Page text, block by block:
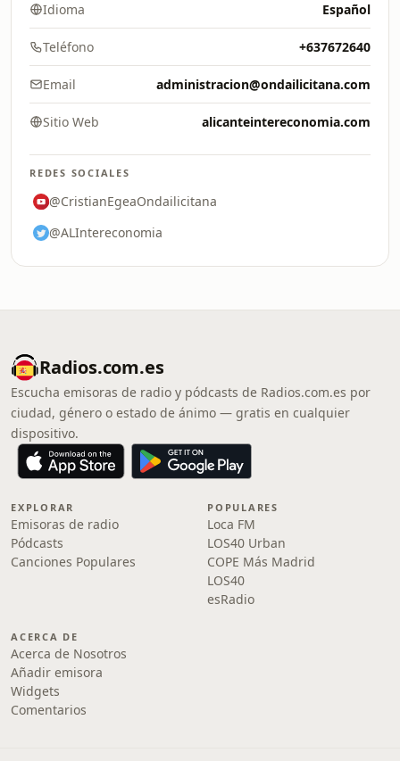
Idioma Español
Teléfono +637672640
Email administracion@ondailicitana.com
Sitio Web alicanteintereconomia.com
REDES SOCIALES
@CristianEgeaOndailicitana
@ALIntereconomia
Radios.com.es
Escucha emisoras de radio y pódcasts de Radios.com.es por
ciudad, género o estado de ánimo — gratis en cualquier
dispositivo.
EXPLORAR
Emisoras de radio
Pódcasts
Canciones Populares
POPULARES
Loca FM
LOS40 Urban
COPE Más Madrid
LOS40
esRadio
ACERCA DE
Acerca de Nosotros
Añadir emisora
Widgets
Comentarios